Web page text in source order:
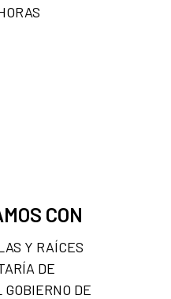
CON
Y RAÍCES
DE
DE